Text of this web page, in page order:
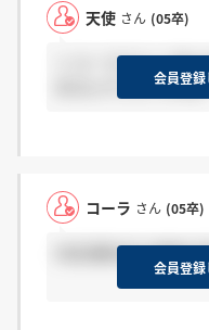
天使 さん (05卒)
＞コーラさんへ 私
あるんでしょうかね
会員登録
コーラ さん (05卒)
内定通知会の連絡
会員登録